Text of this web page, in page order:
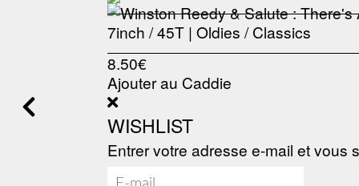
8.50€
Ajouter au Caddie
WISHLIST
Entrer votre adresse e-mail et vous